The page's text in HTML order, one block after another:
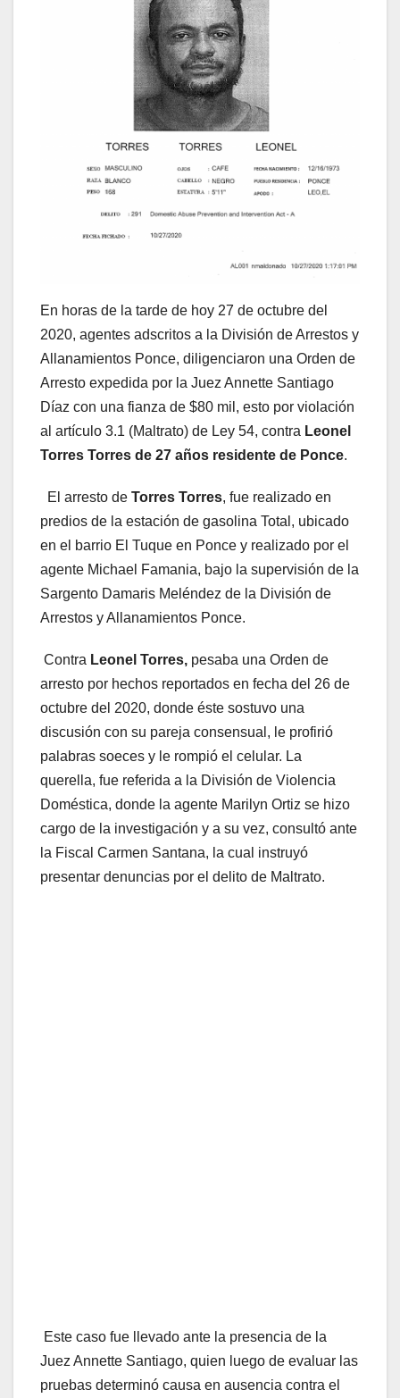
En horas de la tarde de hoy 27 de octubre del
2020, agentes adscritos a la División de Arrestos y
Allanamientos Ponce, diligenciaron una Orden de
Arresto expedida por la Juez Annette Santiago
Díaz con una fianza de $80 mil, esto por violación
al artículo 3.1 (Maltrato) de Ley 54, contra Leonel
Torres Torres de 27 años residente de Ponce.
El arresto de Torres Torres, fue realizado en
predios de la estación de gasolina Total, ubicado
en el barrio El Tuque en Ponce y realizado por el
agente Michael Famania, bajo la supervisión de la
Sargento Damaris Meléndez de la División de
Arrestos y Allanamientos Ponce.
Contra Leonel Torres, pesaba una Orden de
arresto por hechos reportados en fecha del 26 de
octubre del 2020, donde éste sostuvo una
discusión con su pareja consensual, le profirió
palabras soeces y le rompió el celular. La
querella, fue referida a la División de Violencia
Doméstica, donde la agente Marilyn Ortiz se hizo
cargo de la investigación y a su vez, consultó ante
la Fiscal Carmen Santana, la cual instruyó
presentar denuncias por el delito de Maltrato.
Este caso fue llevado ante la presencia de la
Juez Annette Santiago, quien luego de evaluar las
pruebas determinó causa en ausencia contra el